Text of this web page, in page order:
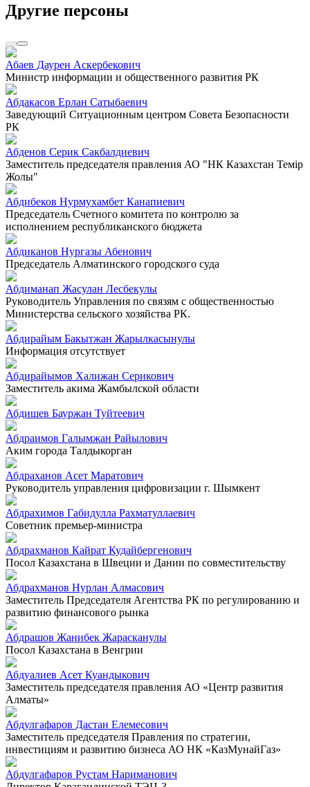
Другие персоны
Абаев Даурен Аскербекович
Министр информации и общественного развития РК
Абдакасов Ерлан Сатыбаевич
Заведующий Ситуационным центром Совета Безопасности
РК
Абденов Серик Сакбалдиевич
Заместитель председателя правления АО "НК Казахстан Темiр
Жолы"
Абдибеков Нурмухамбет Канапиевич
Председатель Счетного комитета по контролю за
исполнением республиканского бюджета
Абдиканов Нургазы Абенович
Председатель Алматинского городского суда
Абдиманап Жасулан Лесбекулы
Руководитель Управления по связям с общественностью
Министерства сельского хозяйства РК.
Абдирайым Бакытжан Жарылкасынулы
Информация отсутствует
Абдирайымов Халижан Серикович
Заместитель акима Жамбылской области
Абдишев Бауржан Туйтеевич
Абдраимов Галымжан Райылович
Аким города Талдыкорган
Абдраханов Асет Маратович
Руководитель управления цифровизации г. Шымкент
Абдрахимов Габидулла Рахматуллаевич
Советник премьер-министра
Абдрахманов Кайрат Кудайбергенович
Посол Казахстана в Швеции и Дании по совместительству
Абдрахманов Нурлан Алмасович
Заместитель Председателя Агентства РК по регулированию и
развитию финансового рынка
Абдрашов Жанибек Жарасканулы
Посол Казахстана в Венгрии
Абдуалиев Асет Куандыкович
Заместитель председателя правления АО «Центр развития
Алматы»
Абдулгафаров Дастан Елемесович
Заместитель председателя Правления по стратегии,
инвестициям и развитию бизнеса АО НК «КазМунайГаз»
Абдулгафаров Рустам Нариманович